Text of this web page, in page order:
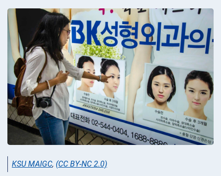
KSU MAIGC, (CC BY-NC 2.0)